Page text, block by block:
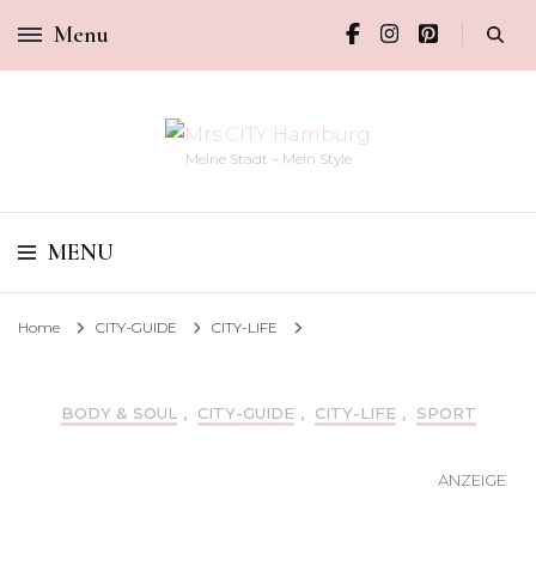
Menu
Meine Stadt – Mein Style
MENU
Home CITY-GUIDE CITY-LIFE
BODY & SOUL , CITY-GUIDE , CITY-LIFE , SPORT
ANZEIGE